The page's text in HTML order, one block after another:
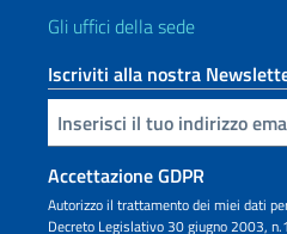
Gli uffici della sede
Iscriviti alla nostra
Inserisci la tua email
Accettazione GDPR
Autorizzo il trattamento dei miei dati
Decreto Legislativo 30 giugno 2003,